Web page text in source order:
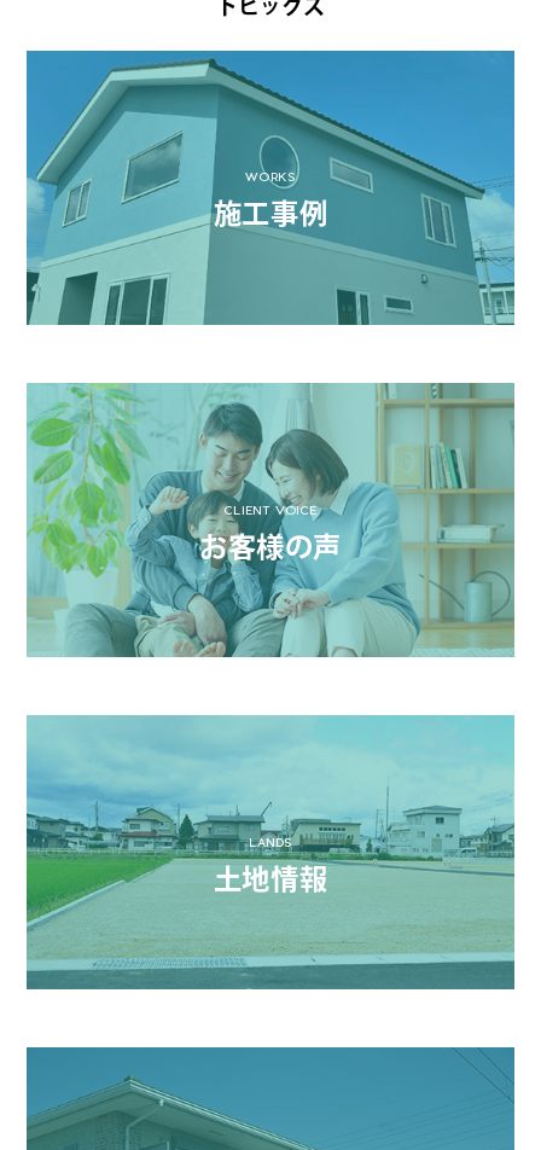
トピックス
WORKS
施工事例
CLIENT VOICE
お客様の声
LANDS
土地情報